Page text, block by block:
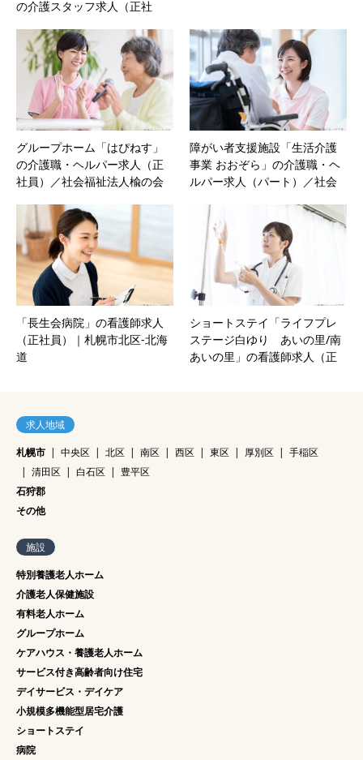
の介護スタッフ求人（正社
札幌市北区‐北海道
グループホーム「はぴねす」
の介護職・ヘルパー求人（正
社員）／社会福祉法人楡の会
障がい者支援施設「生活介護
事業 おおぞら」の介護職・ヘ
ルパー求人（パート）／社会
区‐北海道
「長生会病院」の看護師求人
（正社員）｜札幌市北区‐北海
道
ショートステイ「ライフプレ
ステージ白ゆり あいの里/南
あいの里」の看護師求人（正
求人地域
札幌市
中央区 北区 南区 西区 東区 厚別区
手稲区
清田区
白石区
豊平区
石狩郡
その他
施設
特別養護老人ホーム
介護老人保健施設
有料老人ホーム
グループホーム
ケアハウス・養護老人ホーム
サービス付き高齢者向け住宅
デイサービス・デイケア
小規模多機能型居宅介護
ショートステイ
病院